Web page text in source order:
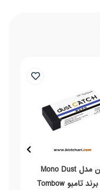
پاک کن مدل Mono Dust